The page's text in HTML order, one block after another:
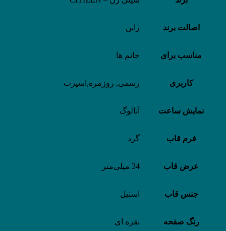
اصالت برند ژاپن
مناسب برای خانم ها
کاربری رسمی, روزمره,اسپرت
نمایش ساعت آنالوگ
فرم قاب گرد
عرض قاب 34 میلی‌متر
جنس قاب استیل
رنگ صفحه نقره ای